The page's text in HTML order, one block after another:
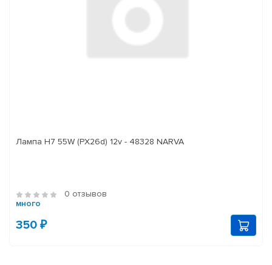
Лампа H7 55W (PX26d) 12v - 48328 NARVA
0 отзывов
много
350 ₽